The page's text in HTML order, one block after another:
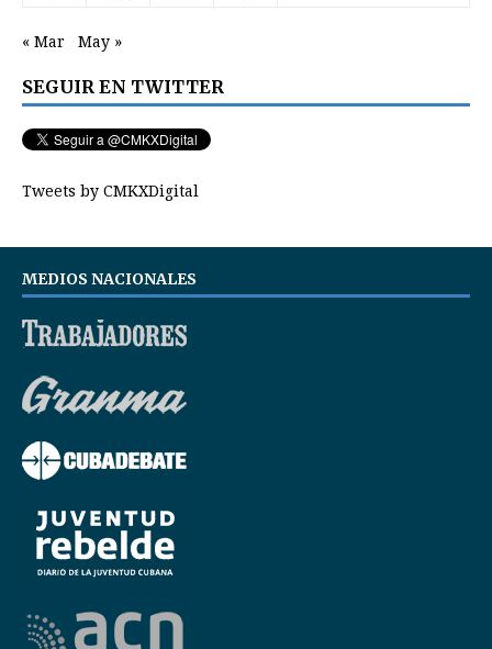
« Mar May »
SEGUIR EN TWITTER
Tweets by CMKXDigital
MEDIOS NACIONALES